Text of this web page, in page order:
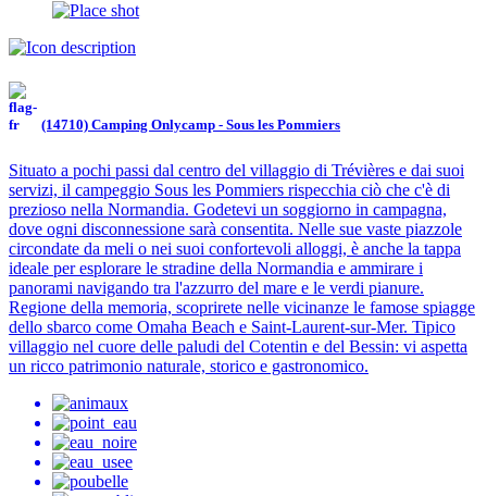
(14710) Camping Onlycamp - Sous les Pommiers
Situato a pochi passi dal centro del villaggio di Trévières e dai suoi
servizi, il campeggio Sous les Pommiers rispecchia ciò che c'è di
prezioso nella Normandia. Godetevi un soggiorno in campagna,
dove ogni disconnessione sarà consentita. Nelle sue vaste piazzole
circondate da meli o nei suoi confortevoli alloggi, è anche la tappa
ideale per esplorare le stradine della Normandia e ammirare i
panorami navigando tra l'azzurro del mare e le verdi pianure.
Regione della memoria, scoprirete nelle vicinanze le famose spiagge
dello sbarco come Omaha Beach e Saint-Laurent-sur-Mer. Tipico
villaggio nel cuore delle paludi del Cotentin e del Bessin: vi aspetta
un ricco patrimonio naturale, storico e gastronomico.